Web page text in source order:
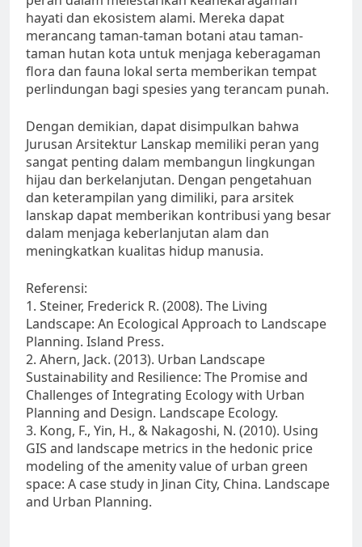
hayati dan ekosistem alami. Mereka dapat
merancang taman-taman botani atau taman-
taman hutan kota untuk menjaga keberagaman
flora dan fauna lokal serta memberikan tempat
perlindungan bagi spesies yang terancam punah.
Dengan demikian, dapat disimpulkan bahwa
Jurusan Arsitektur Lanskap memiliki peran yang
sangat penting dalam membangun lingkungan
hijau dan berkelanjutan. Dengan pengetahuan
dan keterampilan yang dimiliki, para arsitek
lanskap dapat memberikan kontribusi yang besar
dalam menjaga keberlanjutan alam dan
meningkatkan kualitas hidup manusia.
Referensi:
1. Steiner, Frederick R. (2008). The Living
Landscape: An Ecological Approach to Landscape
Planning. Island Press.
2. Ahern, Jack. (2013). Urban Landscape
Sustainability and Resilience: The Promise and
Challenges of Integrating Ecology with Urban
Planning and Design. Landscape Ecology.
3. Kong, F., Yin, H., & Nakagoshi, N. (2010). Using
GIS and landscape metrics in the hedonic price
modeling of the amenity value of urban green
space: A case study in Jinan City, China. Landscape
and Urban Planning.